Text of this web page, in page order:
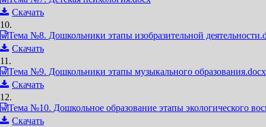
Скачать
10.
Тема №8. Дошкольники этапы изобразительной
Скачать
11.
Тема №9. Дошкольники этапы музыкального образования.docx
Скачать
12.
Тема №10. Дошкольное образование этапы экологического
Скачать